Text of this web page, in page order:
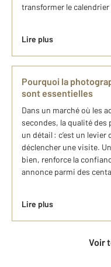
transformer le
Lire plus
Pourquoi la
sont essentielles
Dans un marché où les
secondes, la qualité des
un détail : c’est un
déclencher une visite.
bien, renforce la
annonce parmi des
Lire plus